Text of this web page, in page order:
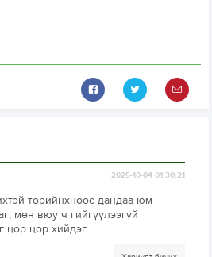
2025-10-04 01:30:21
төрийнхнөөс дандаа юм
мөн вюу ч гийгүүлээгүй
цор цор хийдэг.